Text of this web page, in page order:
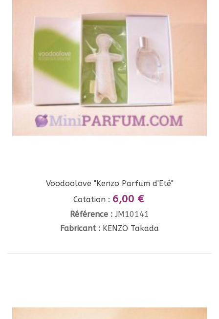
Voodoolove "Kenzo Parfum d'Eté"
Cotation : 6,00 €
Référence : JM10141
Fabricant : KENZO Takada